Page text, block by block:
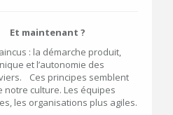
?
: la démarche produit,
et l’autonomie des
Ces principes semblent
culture. Les équipes
les organisations plus agiles.